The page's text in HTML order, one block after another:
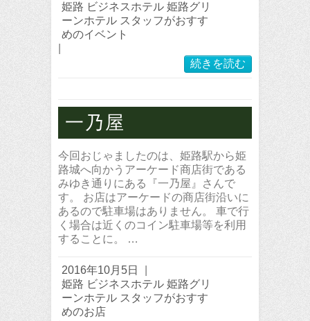
姫路 ビジネスホテル 姫路グリ
ーンホテル スタッフがおすす
めのイベント
続きを読む
一乃屋
今回おじゃましたのは、姫路駅から姫
路城へ向かうアーケード商店街である
みゆき通りにある『一乃屋』さんで
す。 お店はアーケードの商店街沿いに
あるので駐車場はありません。 車で行
く場合は近くのコイン駐車場等を利用
することに。 …
2016年10月5日
姫路 ビジネスホテル 姫路グリ
ーンホテル スタッフがおすす
めのお店